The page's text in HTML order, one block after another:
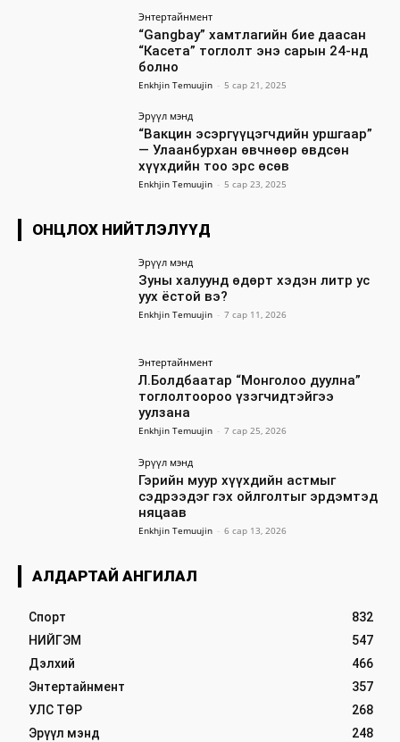
Энтертайнмент
“Gangbay” хамтлагийн бие даасан
“Касета” тоглолт энэ сарын 24-нд
болно
Enkhjin Temuujin - 5 сар 21, 2025
Эрүүл мэнд
“Вакцин эсэргүүцэгчдийн уршгаар”
— Улаанбурхан өвчнөөр өвдсөн
хүүхдийн тоо эрс өсөв
Enkhjin Temuujin - 5 сар 23, 2025
ОНЦЛОХ НИЙТЛЭЛҮҮД
Эрүүл мэнд
Зуны халуунд өдөрт хэдэн литр ус
уух ёстой вэ?
Enkhjin Temuujin - 7 сар 11, 2026
Энтертайнмент
Л.Болдбаатар “Монголоо дуулна”
тоглолтоороо үзэгчидтэйгээ
уулзана
Enkhjin Temuujin - 7 сар 25, 2026
Эрүүл мэнд
Гэрийн муур хүүхдийн астмыг
сэдрээдэг гэх ойлголтыг эрдэмтэд
няцаав
Enkhjin Temuujin - 6 сар 13, 2026
АЛДАРТАЙ АНГИЛАЛ
Спорт
832
НИЙГЭМ
547
Дэлхий
466
Энтертайнмент
357
УЛС ТӨР
268
Эрүүл мэнд
248